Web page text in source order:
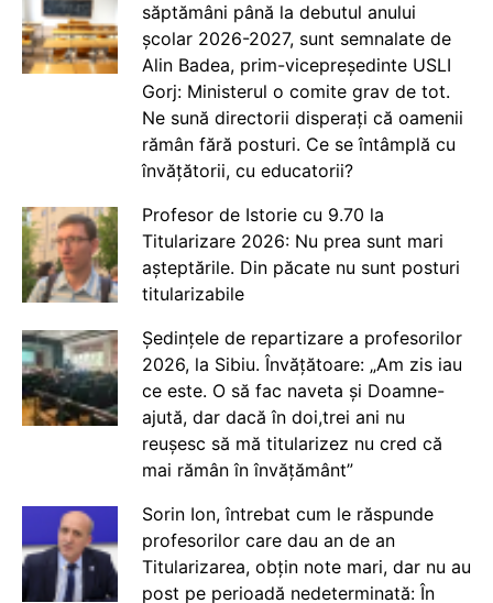
săptămâni până la debutul anului
școlar 2026-2027, sunt semnalate de
Alin Badea, prim-vicepreședinte USLI
Gorj: Ministerul o comite grav de tot.
Ne sună directorii disperați că oamenii
rămân fără posturi. Ce se întâmplă cu
învățătorii, cu educatorii?
Profesor de Istorie cu 9.70 la
Titularizare 2026: Nu prea sunt mari
așteptările. Din păcate nu sunt posturi
titularizabile
Ședințele de repartizare a profesorilor
2026, la Sibiu. Învățătoare: „Am zis iau
ce este. O să fac naveta și Doamne-
ajută, dar dacă în doi,trei ani nu
reușesc să mă titularizez nu cred că
mai rămân în învățământ”
Sorin Ion, întrebat cum le răspunde
profesorilor care dau an de an
Titularizarea, obțin note mari, dar nu au
post pe perioadă nedeterminată: În